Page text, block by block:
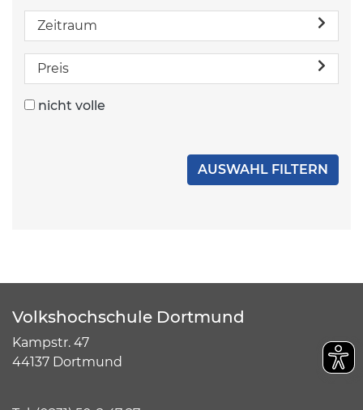
Zeitraum
Preis
nicht volle
Volkshochschule Dortmund
Kampstr. 47
44137 Dortmund